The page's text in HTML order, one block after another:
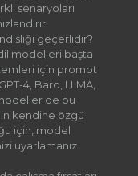
senaryoları
geçerlidir?
modelleri başta
için prompt
4, Bard, LLMA,
de bu
kendine özgü
için, model
uyarlamanız